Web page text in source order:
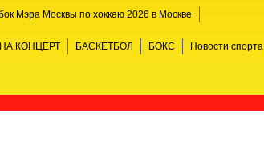
Мэра Москвы по хоккею 2026 в Москве
КОНЦЕРТ БАСКЕТБОЛ БОКС Новости спорта